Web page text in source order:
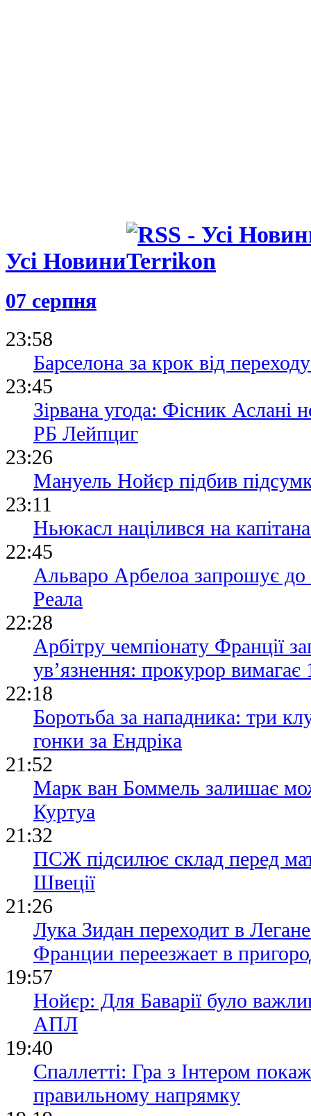
Усі Новини
07 серпня
23:58
Барселона за крок від
23:45
Зірвана угода: Фісник
РБ Лейпциг
23:26
Мануель Нойєр підбив
23:11
Ньюкасл націлився на капітана
22:45
Альваро Арбелоа запрошує до
Реала
22:28
Арбітру чемпіонату Франції
ув’язнення: прокурор вимагає
22:18
Боротьба за нападника: три
гонки за Ендріка
21:52
Марк ван Боммель залишає
Куртуа
21:32
ПСЖ підсилює склад перед
Швеції
21:26
Лука Зидан переходит в
Франции переезжает в
19:57
Нойєр: Для Баварії було
АПЛ
19:40
Спаллетті: Гра з Інтером
правильному напрямку